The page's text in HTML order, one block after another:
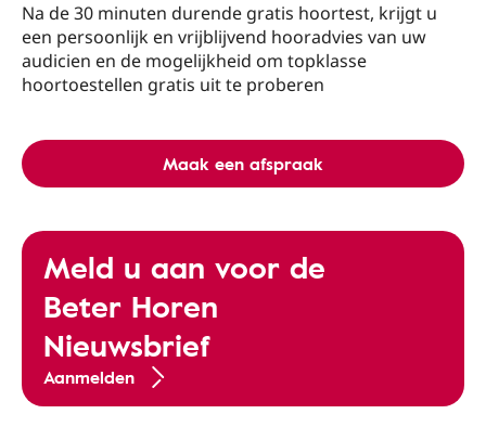
Na de 30 minuten durende gratis hoortest, krijgt u
een persoonlijk en vrijblijvend hooradvies van uw
audicien en de mogelijkheid om topklasse
hoortoestellen gratis uit te proberen
Maak een afspraak
Meld u aan voor de
Beter Horen
Nieuwsbrief
Aanmelden